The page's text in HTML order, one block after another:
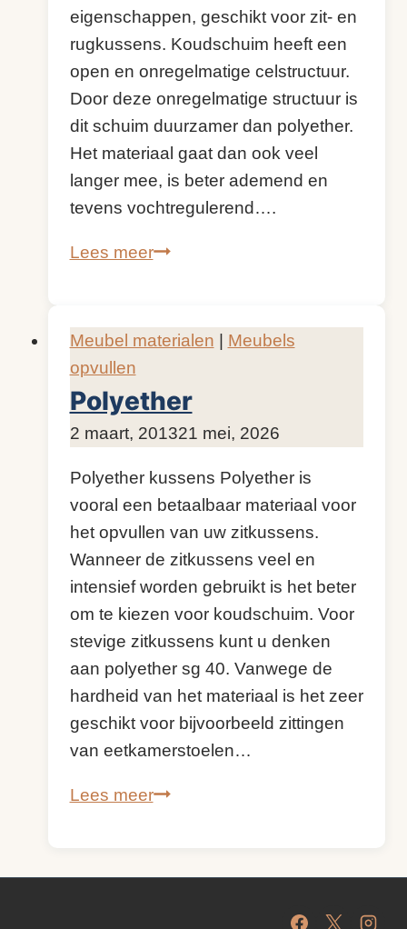
eigenschappen, geschikt voor zit- en
rugkussens. Koudschuim heeft een
open en onregelmatige celstructuur.
Door deze onregelmatige structuur is
dit schuim duurzamer dan polyether.
Het materiaal gaat dan ook veel
langer mee, is beter ademend en
tevens vochtregulerend….
Lees meerKoudschuim
Meubel materialen
Meubels
opvullen
Polyether
DoorKijkopMeubelen.nl
2 maart, 201321 mei, 2026
Polyether kussens Polyether is
vooral een betaalbaar materiaal voor
het opvullen van uw zitkussens.
Wanneer de zitkussens veel en
intensief worden gebruikt is het beter
om te kiezen voor koudschuim. Voor
stevige zitkussens kunt u denken
aan polyether sg 40. Vanwege de
hardheid van het materiaal is het zeer
geschikt voor bijvoorbeeld zittingen
van eetkamerstoelen…
Lees meerPolyether